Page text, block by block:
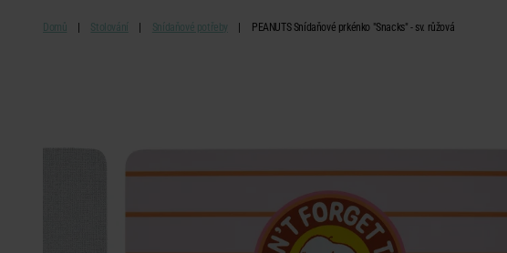
Domů Stolování Snídaňové potřeby PEANUTS Snídaňové prkénko "Snacks" - sv. růžová